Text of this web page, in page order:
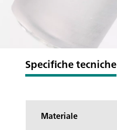
Specifiche tecniche
Materiale